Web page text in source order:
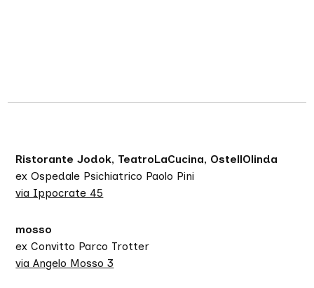
Ristorante Jodok, TeatroLaCucina, OstellOlinda
ex Ospedale Psichiatrico Paolo Pini
via Ippocrate 45
mosso
ex Convitto Parco Trotter
via Angelo Mosso 3